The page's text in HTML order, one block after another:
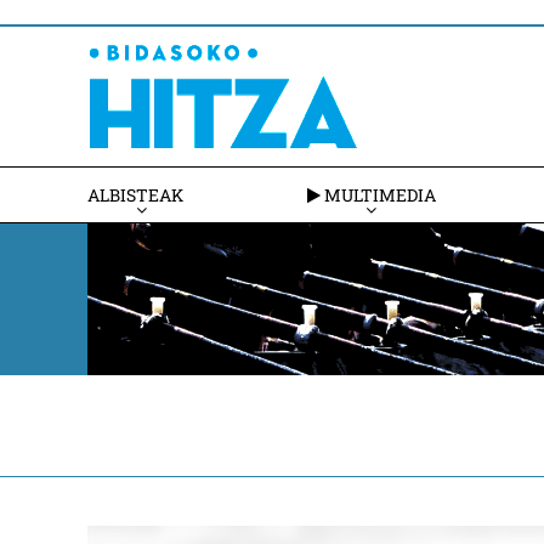
ALBISTEAK MULTIMEDIA